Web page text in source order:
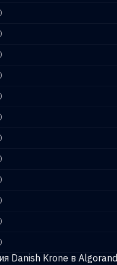
Danish Krone в Algorand